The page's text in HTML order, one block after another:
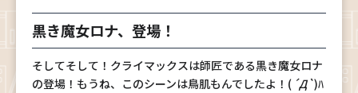
黒き魔女ロナ、登場！
そしてそして！クライマックスは師匠である黒き魔女ロナ
の登場！もうね、このシーンは鳥肌もんでしたよ！( ´Д`)ﾊ